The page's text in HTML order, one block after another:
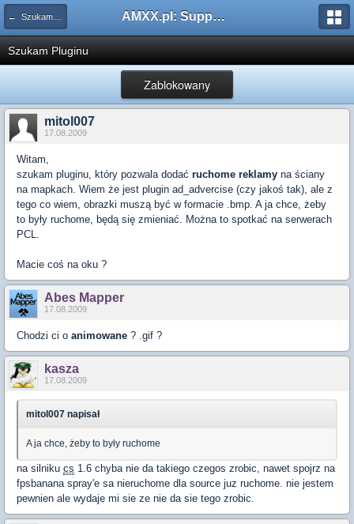
← Szukam pluginu AMXX.pl: Support AMX Mod X i SourceMod
Szukam Pluginu
Zablokowany
mitol007
17.08.2009
Witam,
szukam pluginu, który pozwala dodać ruchome reklamy na ściany
na mapkach. Wiem że jest plugin ad_advercise (czy jakoś tak), ale z
tego co wiem, obrazki muszą być w formacie .bmp. A ja chce, żeby
to były ruchome, będą się zmieniać. Można to spotkać na serwerach
PCL.
Macie coś na oku ?
Abes Mapper
17.08.2009
Chodzi ci o animowane ? .gif ?
kasza
17.08.2009
mitol007 napisał
A ja chce, żeby to były ruchome
na silniku cs 1.6 chyba nie da takiego czegos zrobic, nawet spojrz na
fpsbanana spray'e sa nieruchome dla source juz ruchome. nie jestem
pewnien ale wydaje mi sie ze nie da sie tego zrobic.